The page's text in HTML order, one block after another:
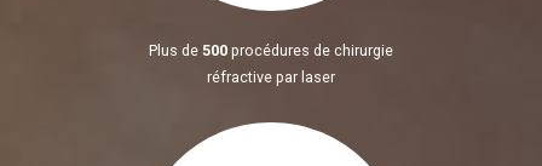
Plus de 500 procédures de chirurgie
réfractive par laser